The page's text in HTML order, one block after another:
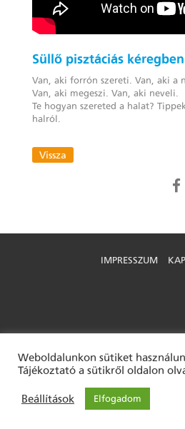
Süllő pisztáciás kéregben
Van, aki forrón szereti. Van, aki a
Van, aki megeszi. Van, aki neveli.
Te hogyan szereted a halat?
halról.
Vissza
IMPRESSZUM
Weboldalunkon sütiket
Tájékoztató a sütikről oldalon
Beállítások Elfogadom